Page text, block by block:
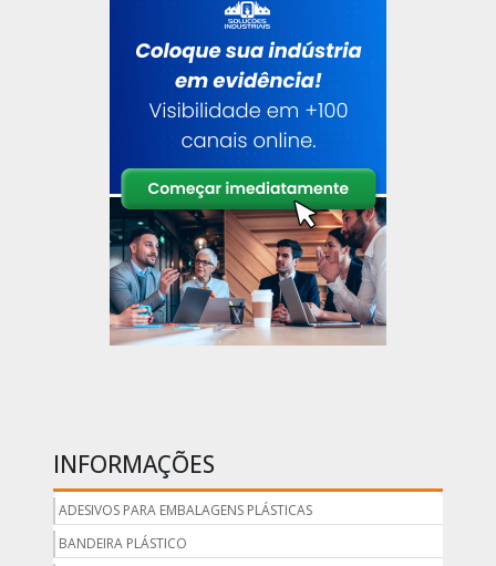
INFORMAÇÕES
ADESIVOS PARA EMBALAGENS PLÁSTICAS
BANDEIRA PLÁSTICO